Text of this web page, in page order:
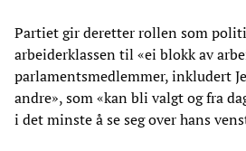
Partiet gir deretter rollen som
arbeiderklassen til «ei blokk av
parlamentsmedlemmer, inkludert
andre», som «kan bli valgt og fra
i det minste å se seg over hans